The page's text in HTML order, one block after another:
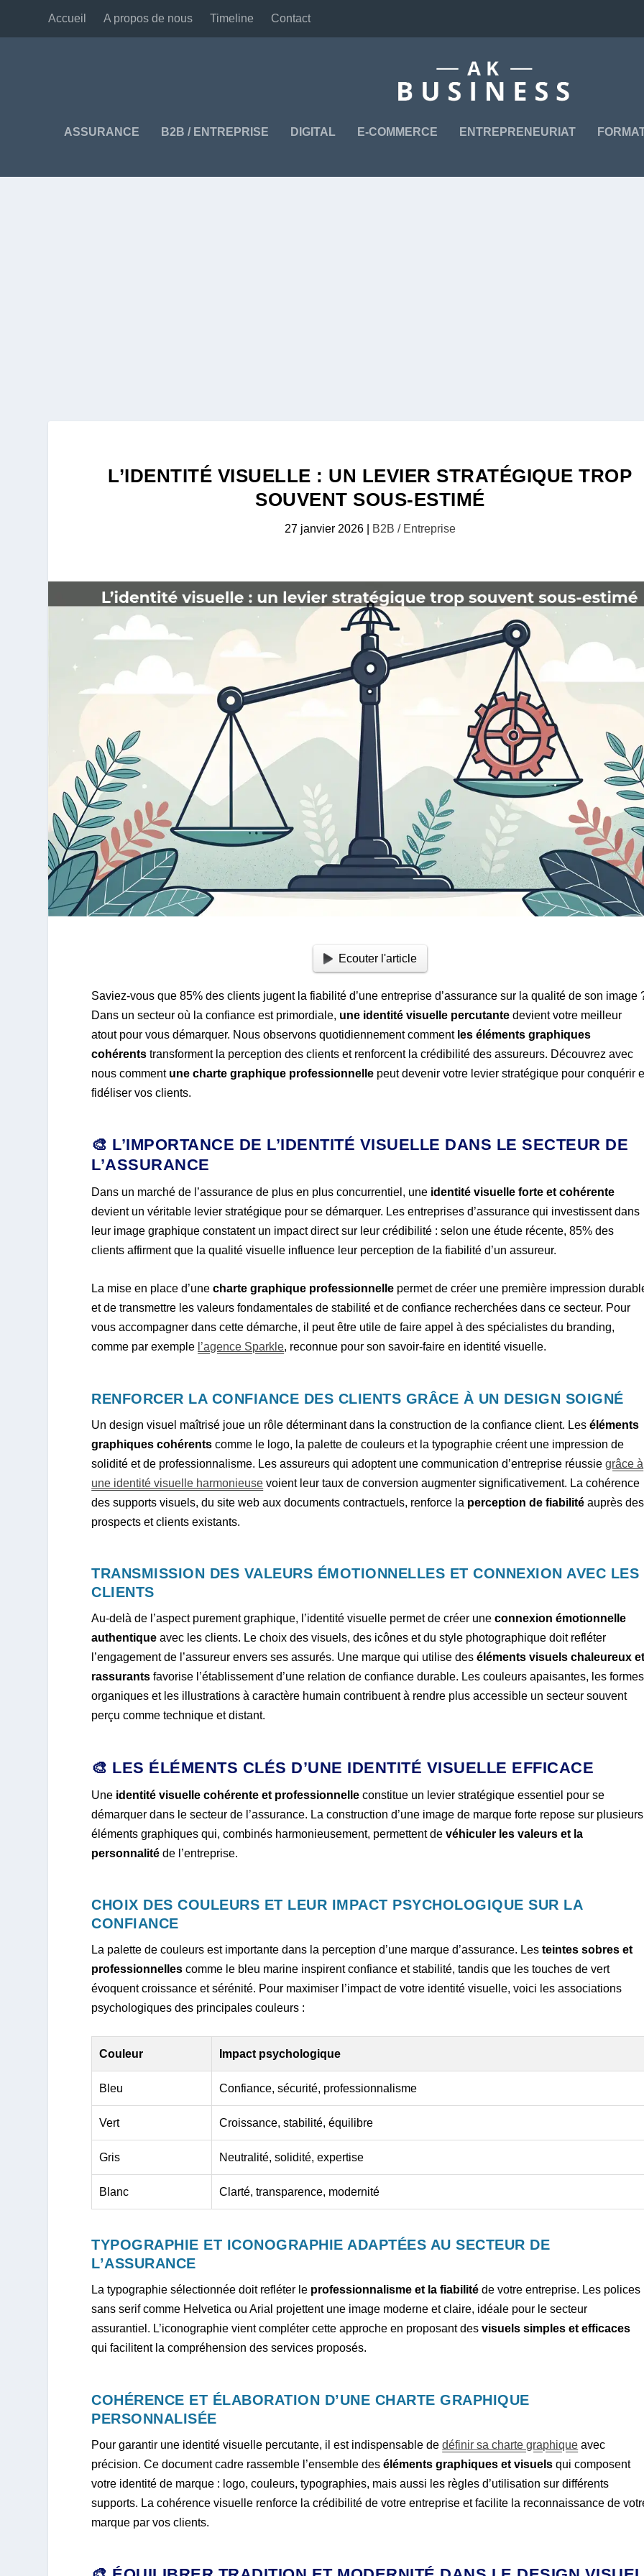
Accueil A propos de nous Timeline Contact
ASSURANCE B2B / ENTREPRISE DIGITAL E-COMMERCE ENTREPRENEURIAT
L’IDENTITÉ VISUELLE : UN LEVIER STRATÉGIQUE TROP
SOUVENT SOUS-ESTIMÉ
27 janvier 2026| B2B / Entreprise
Ecouter l'article
Saviez-vous que 85% des clients jugent la fiabilité d’une entreprise d’assurance sur la qualité de son image
Dans un secteur où la confiance est primordiale, une identité visuelle percutante devient votre meilleur
atout pour vous démarquer. Nous observons quotidiennement comment les éléments graphiques
cohérents transforment la perception des clients et renforcent la crédibilité des assureurs. Découvrez avec
nous comment une charte graphique professionnelle peut devenir votre levier stratégique pour conquérir
fidéliser vos clients.
🎨 L’IMPORTANCE DE L’IDENTITÉ VISUELLE DANS LE SECTEUR DE
L’ASSURANCE
Dans un marché de l’assurance de plus en plus concurrentiel, une identité visuelle forte et cohérente
devient un véritable levier stratégique pour se démarquer. Les entreprises d’assurance qui investissent dans
leur image graphique constatent un impact direct sur leur crédibilité : selon une étude récente, 85% des
clients affirment que la qualité visuelle influence leur perception de la fiabilité d’un assureur.
La mise en place d’unecharte graphique professionnelle permet de créer une première impression
et de transmettre les valeurs fondamentales de stabilité et de confiance recherchées dans ce secteur. Pour
vous accompagner dans cette démarche, il peut être utile de faire appel à des spécialistes du branding,
comme par exemple l’agence Sparkle, reconnue pour son savoir-faire en identité visuelle.
RENFORCER LA CONFIANCE DES CLIENTS GRÂCE À UN DESIGN SOIGNÉ
Un design visuel maîtrisé joue un rôle déterminant dans la construction de la confiance client. Leséléments
graphiques cohérents comme le logo, la palette de couleurs et la typographie créent une impression de
solidité et de professionnalisme. Les assureurs qui adoptent une communication d’entreprise réussiegrâce à
une identité visuelle harmonieuse voient leur taux de conversion augmenter significativement. La cohérence
des supports visuels, du site web aux documents contractuels, renforce la perception de fiabilité auprès des
prospects et clients existants.
TRANSMISSION DES VALEURS ÉMOTIONNELLES ET CONNEXION AVEC LES
CLIENTS
Au-delà de l’aspect purement graphique, l’identité visuelle permet de créer uneconnexion émotionnelle
authentique avec les clients. Le choix des visuels, des icônes et du style photographique doit refléter
l’engagement de l’assureur envers ses assurés. Une marque qui utilise deséléments visuels chaleureux
rassurants favorise l’établissement d’une relation de confiance durable. Les couleurs apaisantes, les formes
organiques et les illustrations à caractère humain contribuent à rendre plus accessible un secteur souvent
perçu comme technique et distant.
🎨 LES ÉLÉMENTS CLÉS D’UNE IDENTITÉ VISUELLE EFFICACE
Une identité visuelle cohérente et professionnelle constitue un levier stratégique essentiel pour se
démarquer dans le secteur de l’assurance. La construction d’une image de marque forte repose sur plusieurs
éléments graphiques qui, combinés harmonieusement, permettent devéhiculer les valeurs et la
personnalité de l’entreprise.
CHOIX DES COULEURS ET LEUR IMPACT PSYCHOLOGIQUE SUR LA
CONFIANCE
La palette de couleurs est importante dans la perception d’une marque d’assurance. Lesteintes sobres et
professionnelles comme le bleu marine inspirent confiance et stabilité, tandis que les touches de vert
évoquent croissance et sérénité. Pour maximiser l’impact de votre identité visuelle, voici les associations
psychologiques des principales couleurs :
Couleur Impact psychologique
Bleu Confiance, sécurité, professionnalisme
Vert Croissance, stabilité, équilibre
Gris Neutralité, solidité, expertise
Blanc Clarté, transparence, modernité
TYPOGRAPHIE ET ICONOGRAPHIE ADAPTÉES AU SECTEUR DE
L’ASSURANCE
La typographie sélectionnée doit refléter le professionnalisme et la fiabilité de votre entreprise. Les polices
sans serif comme Helvetica ou Arial projettent une image moderne et claire, idéale pour le secteur
assurantiel. L’iconographie vient compléter cette approche en proposant desvisuels simples et efficaces
qui facilitent la compréhension des services proposés.
COHÉRENCE ET ÉLABORATION D’UNE CHARTE GRAPHIQUE
PERSONNALISÉE
Pour garantir une identité visuelle percutante, il est indispensable dedéfinir sa charte graphique avec
précision. Ce document cadre rassemble l’ensemble deséléments graphiques et visuels qui composent
votre identité de marque : logo, couleurs, typographies, mais aussi les règles d’utilisation sur différents
supports. La cohérence visuelle renforce la crédibilité de votre entreprise et facilite la reconnaissance de
marque par vos clients.